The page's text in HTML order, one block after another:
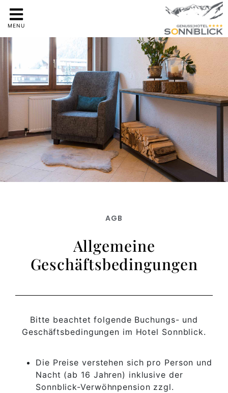
MENU
AGB
Allgemeine
Geschäftsbedingungen
Bitte beachtet folgende Buchungs- und
Geschäftsbedingungen im Hotel Sonnblick.
Die Preise verstehen sich pro Person und
Nacht (ab 16 Jahren) inklusive der
Sonnblick-Verwöhnpension zzgl.